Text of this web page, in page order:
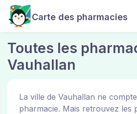
Carte des pharmacies
Toutes les
Vauhallan
La ville de Vauhallan ne
pharmacie. Mais retrouvez les